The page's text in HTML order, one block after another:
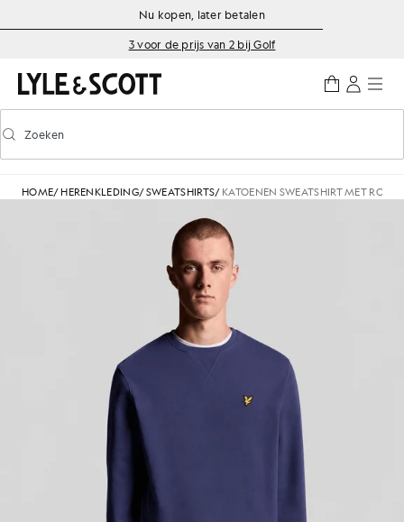
Ga naar de hoofdinhoud
Informatie over toegankelijkheid
Nu kopen, later betalen
3 voor de prijs van 2 bij Golf
Voorspellend zoeken in- of uitschakelen
Zoeken
HOME/ HERENKLEDING/SWEATSHIRTS/ KATOENEN SWEATSHIRT MET